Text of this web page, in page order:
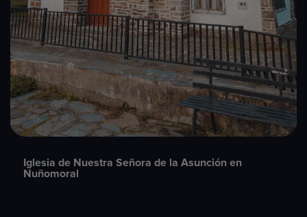
Iglesia de Nuestra Señora de la Asunción en
Nuñomoral